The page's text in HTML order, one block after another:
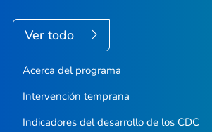
Ver todo
Acerca del programa
Intervención temprana
Indicadores del desarrollo de los CDC